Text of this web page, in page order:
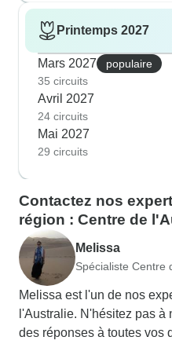
Printemps 2027
Mars 2027
populaire
35 circuits
Avril 2027
24 circuits
Mai 2027
29 circuits
Contactez nos
région : Centre de
Melissa
Spécialiste Centre
Melissa est l'un de nos
l'Australie. N'hésitez pas à
des réponses à toutes vos